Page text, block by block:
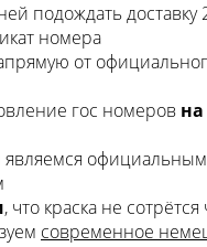
подождать доставку
номера
от
гос номеров
являемся
, что краска не
современное